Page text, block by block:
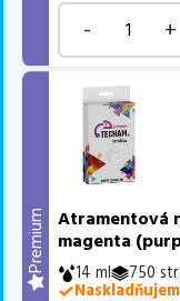
- +
Premium
Atramentová
magenta
14 ml 750